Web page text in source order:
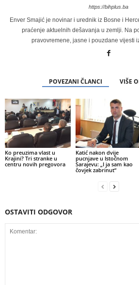
https://bihplus.ba
Enver Smajić je novinar i urednik iz Bosne i
praćenje aktuelnih dešavanja u zemlji. Na
pravovremene, jasne i pouzdane vijesti
POVEZANI ČLANCI VIŠE
Ko preuzima vlast u
Krajini? Tri stranke u
centru novih pregovora
Katić nakon dvije
pucnjave u Istočnom
Sarajevu: „I ja sam kao
čovjek zabrinut“
OSTAVITI ODGOVOR